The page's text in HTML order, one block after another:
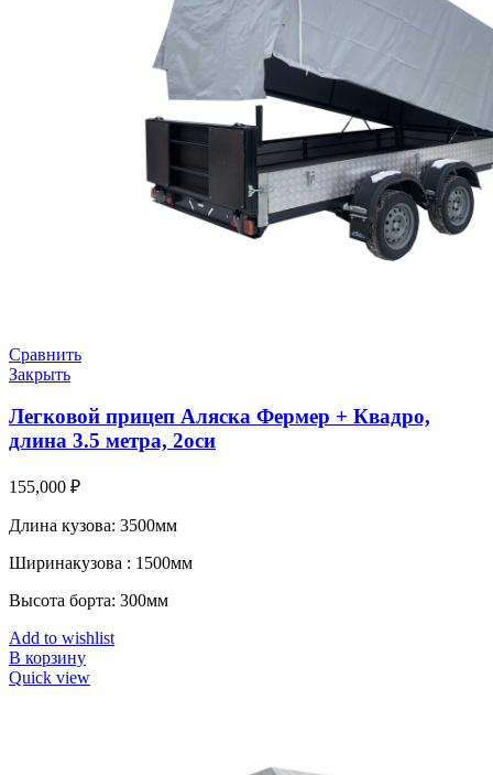
Сравнить
Закрыть
Легковой прицеп Аляска Фермер + Квадро,
длина 3.5 метра, 2оси
155,000 ₽
Длина кузова: 3500мм
Ширинакузова : 1500мм
Высота борта: 300мм
Add to wishlist
В корзину
Quick view